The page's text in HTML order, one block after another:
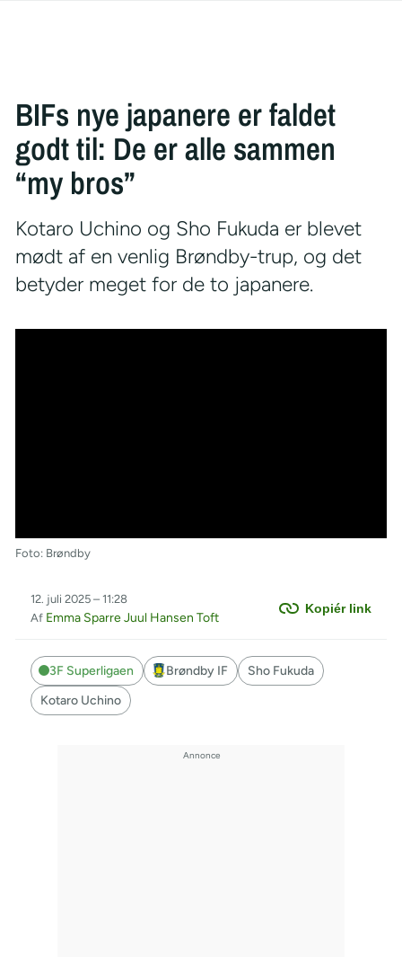
BIFs nye japanere er faldet
godt til: De er alle sammen
“my bros”
Kotaro Uchino og Sho Fukuda er blevet
mødt af en venlig Brøndby-trup, og det
betyder meget for de to japanere.
Foto: Brøndby
Kopiér link
12. juli 2025 – 11:28
Af Emma Sparre Juul Hansen Toft
3F Superligaen Brøndby IF
Sho Fukuda
Kotaro Uchino